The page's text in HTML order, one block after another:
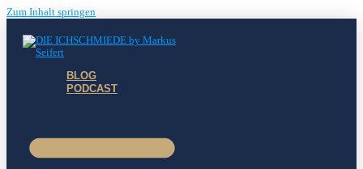
Zum Inhalt springen
BLOG
PODCAST